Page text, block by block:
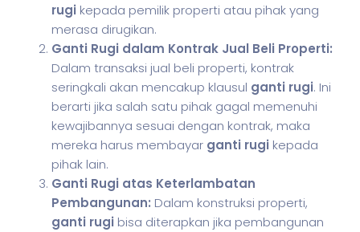
rugi kepada pemilik properti atau pihak yang
merasa dirugikan.
Ganti Rugi dalam Kontrak Jual Beli Properti:
Dalam transaksi jual beli properti, kontrak
seringkali akan mencakup klausul ganti rugi. Ini
berarti jika salah satu pihak gagal memenuhi
kewajibannya sesuai dengan kontrak, maka
mereka harus membayar ganti rugi kepada
pihak lain.
Ganti Rugi atas Keterlambatan
Pembangunan: Dalam konstruksi properti,
ganti rugi bisa diterapkan jika pembangunan